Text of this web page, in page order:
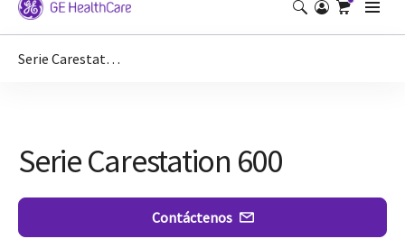
Serie Carestation 600
Serie Carestation 600
Contáctenos